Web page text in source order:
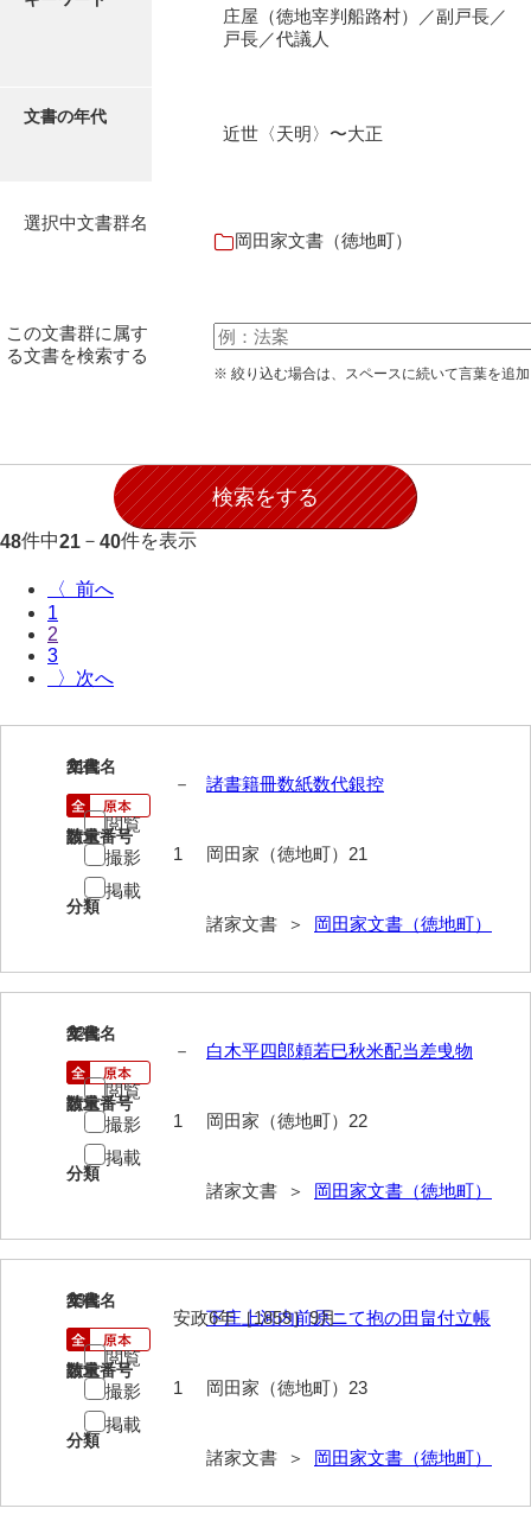
市川家文書(千葉県)
厳島神社祭礼堅田中組水上会講文書
一宝家文書
伊藤家文書（宇部市）
井上一親文書
井下家文書（埼玉県）
井原家文書
今井家文書
今川家文書
岩崎家文書（鹿野町）
岩見博幸収集史料
上田家文書（防府市）
上田家文書（横浜市）
氏本家文書
宇多田家文書
内田家文書（豊中市）
庄屋（徳地宰判船路村）／副戸長／
戸長／代議人
文書の年代
近世〈天明〉〜大正
選択中文書群名
岡田家文書（徳地町）
この文書群に属す
る文書を検索する
※ 絞り込む場合は、スペースに続いて言葉を追
48件中21 － 40件を表示
〈
1
2
3
〉
21
文書名
諸書籍冊数紙数代銀控
請求番号
岡田家（徳地町）21
分類
諸家文書 ＞ 岡田家文書（徳地町）
年代
－
数量
1
閲覧
撮影
掲載
22
文書名
白木平四郎頼若巳秋米配当差曵物
請求番号
岡田家（徳地町）22
分類
諸家文書 ＞ 岡田家文書（徳地町）
年代
－
数量
1
閲覧
撮影
掲載
23
文書名
下庄上河内前原ニて抱の田畠付立帳
請求番号
岡田家（徳地町）23
分類
諸家文書 ＞ 岡田家文書（徳地町）
年代
安政6年［1859］9月
数量
1
閲覧
撮影
掲載